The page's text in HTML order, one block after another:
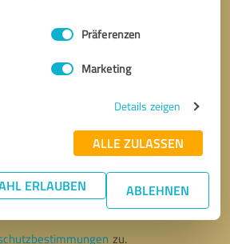
Präferenzen
Marketing
Details zeigen
ALLE ZULASSEN
ERLAUBEN ABLEHNEN
* Erforderliche Angaben
Nachricht senden
zu.